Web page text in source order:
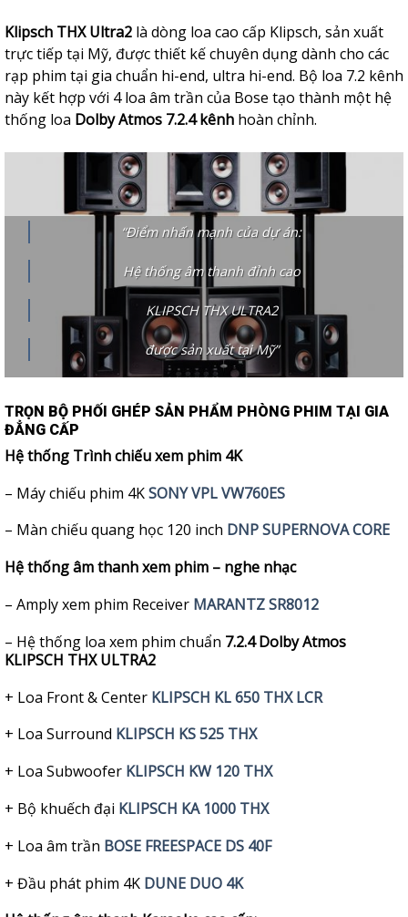
Klipsch THX Ultra2 là dòng loa cao cấp Klipsch, sản xuất
trực tiếp tại Mỹ, được thiết kế chuyên dụng dành cho các
rạp phim tại gia chuẩn hi-end, ultra hi-end. Bộ loa 7.2 kênh
này kết hợp với 4 loa âm trần của Bose tạo thành một hệ
thống loa Dolby Atmos 7.2.4 kênh hoàn chỉnh.
“Điểm nhấn mạnh của dự án:
Hệ thống âm thanh đỉnh cao
KLIPSCH THX ULTRA2
được sản xuất tại Mỹ”
TRỌN BỘ PHỐI GHÉP SẢN PHẨM PHÒNG PHIM TẠI GIA
ĐẲNG CẤP
Hệ thống Trình chiếu xem phim 4K
– Máy chiếu phim 4KSONY VPL VW760ES
– Màn chiếu quang học 120 inch DNP SUPERNOVA CORE
Hệ thống âm thanh xem phim – nghe nhạc
– Amply xem phim Receiver MARANTZ SR8012
– Hệ thống loa xem phim chuẩn 7.2.4 Dolby Atmos
KLIPSCH THX ULTRA2
+ Loa Front & Center KLIPSCH KL 650 THX LCR
+ Loa Surround KLIPSCH KS 525 THX
+ Loa Subwoofer KLIPSCH KW 120 THX
+ Bộ khuếch đại KLIPSCH KA 1000 THX
+ Loa âm trần BOSE FREESPACE DS 40F
+ Đầu phát phim 4K DUNE DUO 4K